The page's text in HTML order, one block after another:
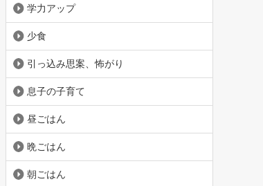
学力アップ
少食
引っ込み思案、怖がり
息子の子育て
昼ごはん
晩ごはん
朝ごはん